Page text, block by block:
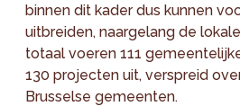
binnen dit kader dus kunnen
uitbreiden, naargelang de
totaal voeren 111
130 projecten uit, verspreid
Brusselse gemeenten.